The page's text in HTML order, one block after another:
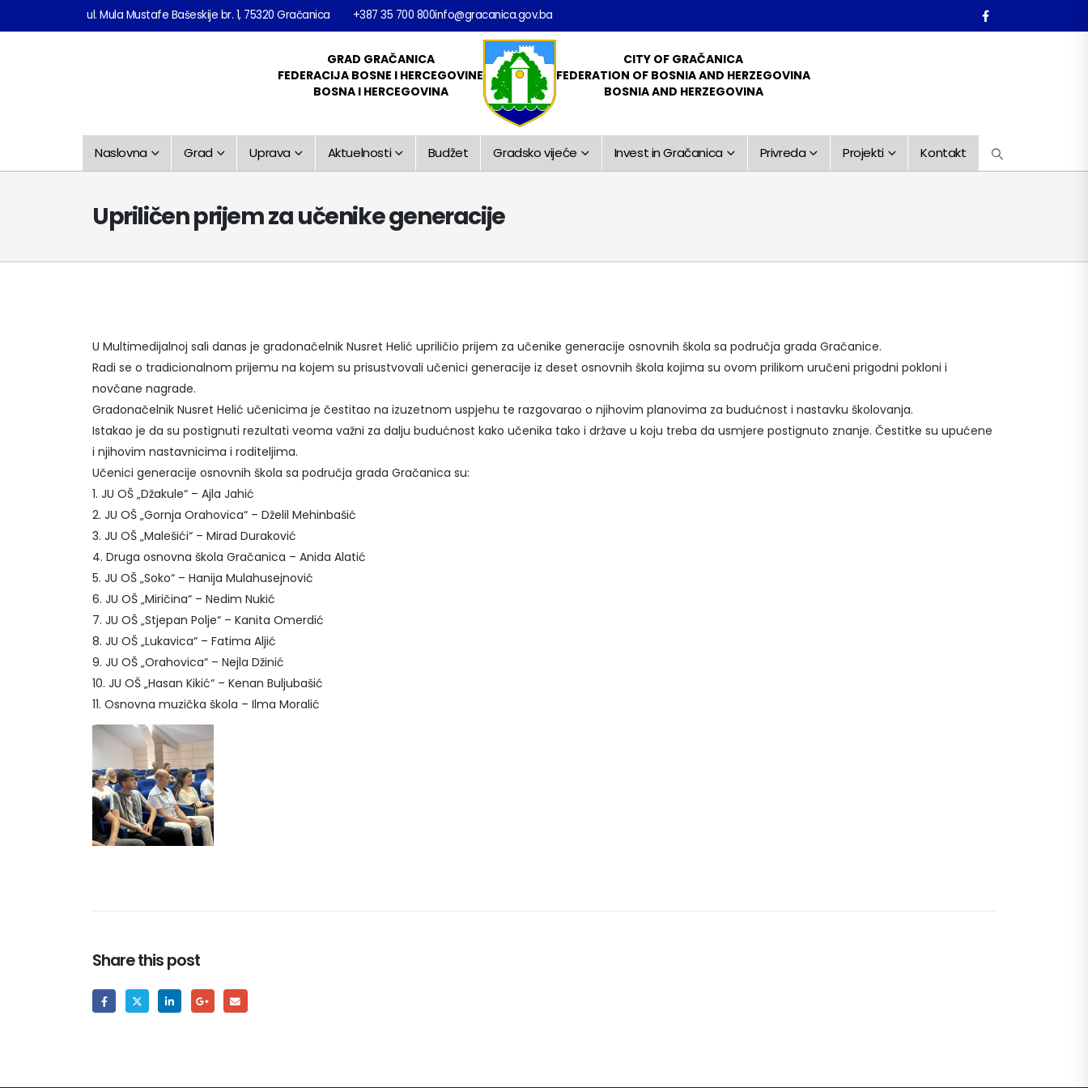
ul. Mula Mustafe Bašeskije br. 1, 75320 Gračanica +387 35 700 800info@gracanica.gov.ba
GRAD GRAČANICA
FEDERACIJA BOSNE I HERCEGOVINE
BOSNA I HERCEGOVINA
CITY OF GRAČANICA
FEDERATION OF BOSNIA AND HERZEGOVINA
BOSNIA AND HERZEGOVINA
Naslovna Grad Uprava Aktuelnosti Budžet Gradsko vijeće Invest in Gračanica Privreda Projekti Kontakt
Upriličen prijem za učenike generacije
U Multimedijalnoj sali danas je gradonačelnik Nusret Helić upriličio prijem za učenike generacije osnovnih škola sa područja grada Gračanice.
Radi se o tradicionalnom prijemu na kojem su prisustvovali učenici generacije iz deset osnovnih škola kojima su ovom prilikom uručeni prigodni pokloni i
novčane nagrade.
Gradonačelnik Nusret Helić učenicima je čestitao na izuzetnom uspjehu te razgovarao o njihovim planovima za budućnost i nastavku školovanja.
Istakao je da su postignuti rezultati veoma važni za dalju budućnost kako učenika tako i države u koju treba da usmjere postignuto znanje. Čestitke su upućene
i njihovim nastavnicima i roditeljima.
Učenici generacije osnovnih škola sa područja grada Gračanica su:
1. JU OŠ „Džakule“ – Ajla Jahić
2. JU OŠ „Gornja Orahovica“ – Dželil Mehinbašić
3. JU OŠ „Malešići“ – Mirad Duraković
4. Druga osnovna škola Gračanica – Anida Alatić
5. JU OŠ „Soko“ – Hanija Mulahusejnović
6. JU OŠ „Miričina“ – Nedim Nukić
7. JU OŠ „Stjepan Polje“ – Kanita Omerdić
8. JU OŠ „Lukavica“ – Fatima Aljić
9. JU OŠ „Orahovica“ – Nejla Džinić
10. JU OŠ „Hasan Kikić“ – Kenan Buljubašić
11. Osnovna muzička škola – Ilma Moralić
Share this post